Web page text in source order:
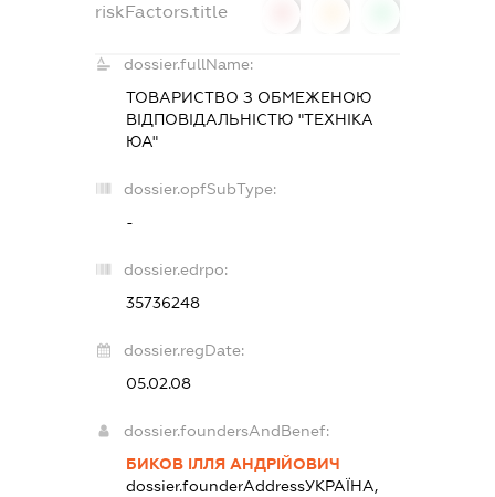
riskFactors.title
dossier.fullName:
ТОВАРИСТВО З ОБМЕЖЕНОЮ
ВІДПОВІДАЛЬНІСТЮ "ТЕХНІКА
ЮА"
dossier.opfSubType:
-
dossier.edrpo:
35736248
dossier.regDate:
05.02.08
dossier.foundersAndBenef:
БИКОВ ІЛЛЯ АНДРІЙОВИЧ
dossier.founderAddressУКРАЇНА,